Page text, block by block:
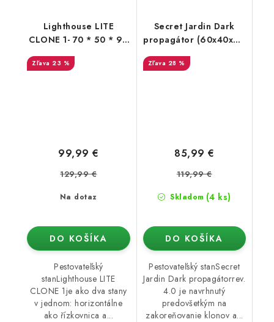
Lighthouse LITE
CLONE 1- 70 * 50 * 90
cm
23 %
Na dotaz
99,99 €
129,99 €
DO KOŠÍKA
Pestovateľský
stanLighthouse LITE
CLONE 1je ako dva stany
v jednom: horizontálne
ako řízkovnica a...
Secret Jardin Dark
propagátor (60x40x60
cm) rev. 4.0
28 %
Skladom (4 ks)
85,99 €
119,99 €
DO KOŠÍKA
Pestovateľský stanSecret
Jardin Dark propagátorrev.
4.0 je navrhnutý
predovšetkým na
zakoreňovanie klonov a...